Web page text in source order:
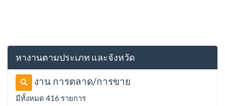
หางานตามประเภท และจังหวัด
งาน การตลาด/การขาย
มีทั้งหมด 416 รายการ